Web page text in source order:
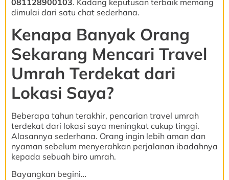
dimulai dari satu chat sederhana.
Kenapa Banyak Orang
Sekarang Mencari Travel
Umrah Terdekat dari
Lokasi Saya?
Beberapa tahun terakhir, pencarian travel umrah
terdekat dari lokasi saya meningkat cukup tinggi.
Alasannya sederhana. Orang ingin lebih aman dan
nyaman sebelum menyerahkan perjalanan ibadahnya
kepada sebuah biro umrah.
Bayangkan begini…